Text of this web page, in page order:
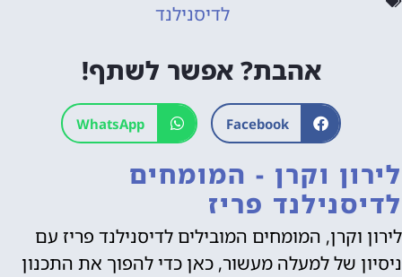
לדיסנילנד
אהבת? אפשר לשתף!
Facebook
WhatsApp
לירון וקרן - המומחים
לדיסנילנד פריז
לירון וקרן, המומחים המובילים לדיסנילנד פריז עם
ניסיון של למעלה מעשור, כאן כדי להפוך את התכנון